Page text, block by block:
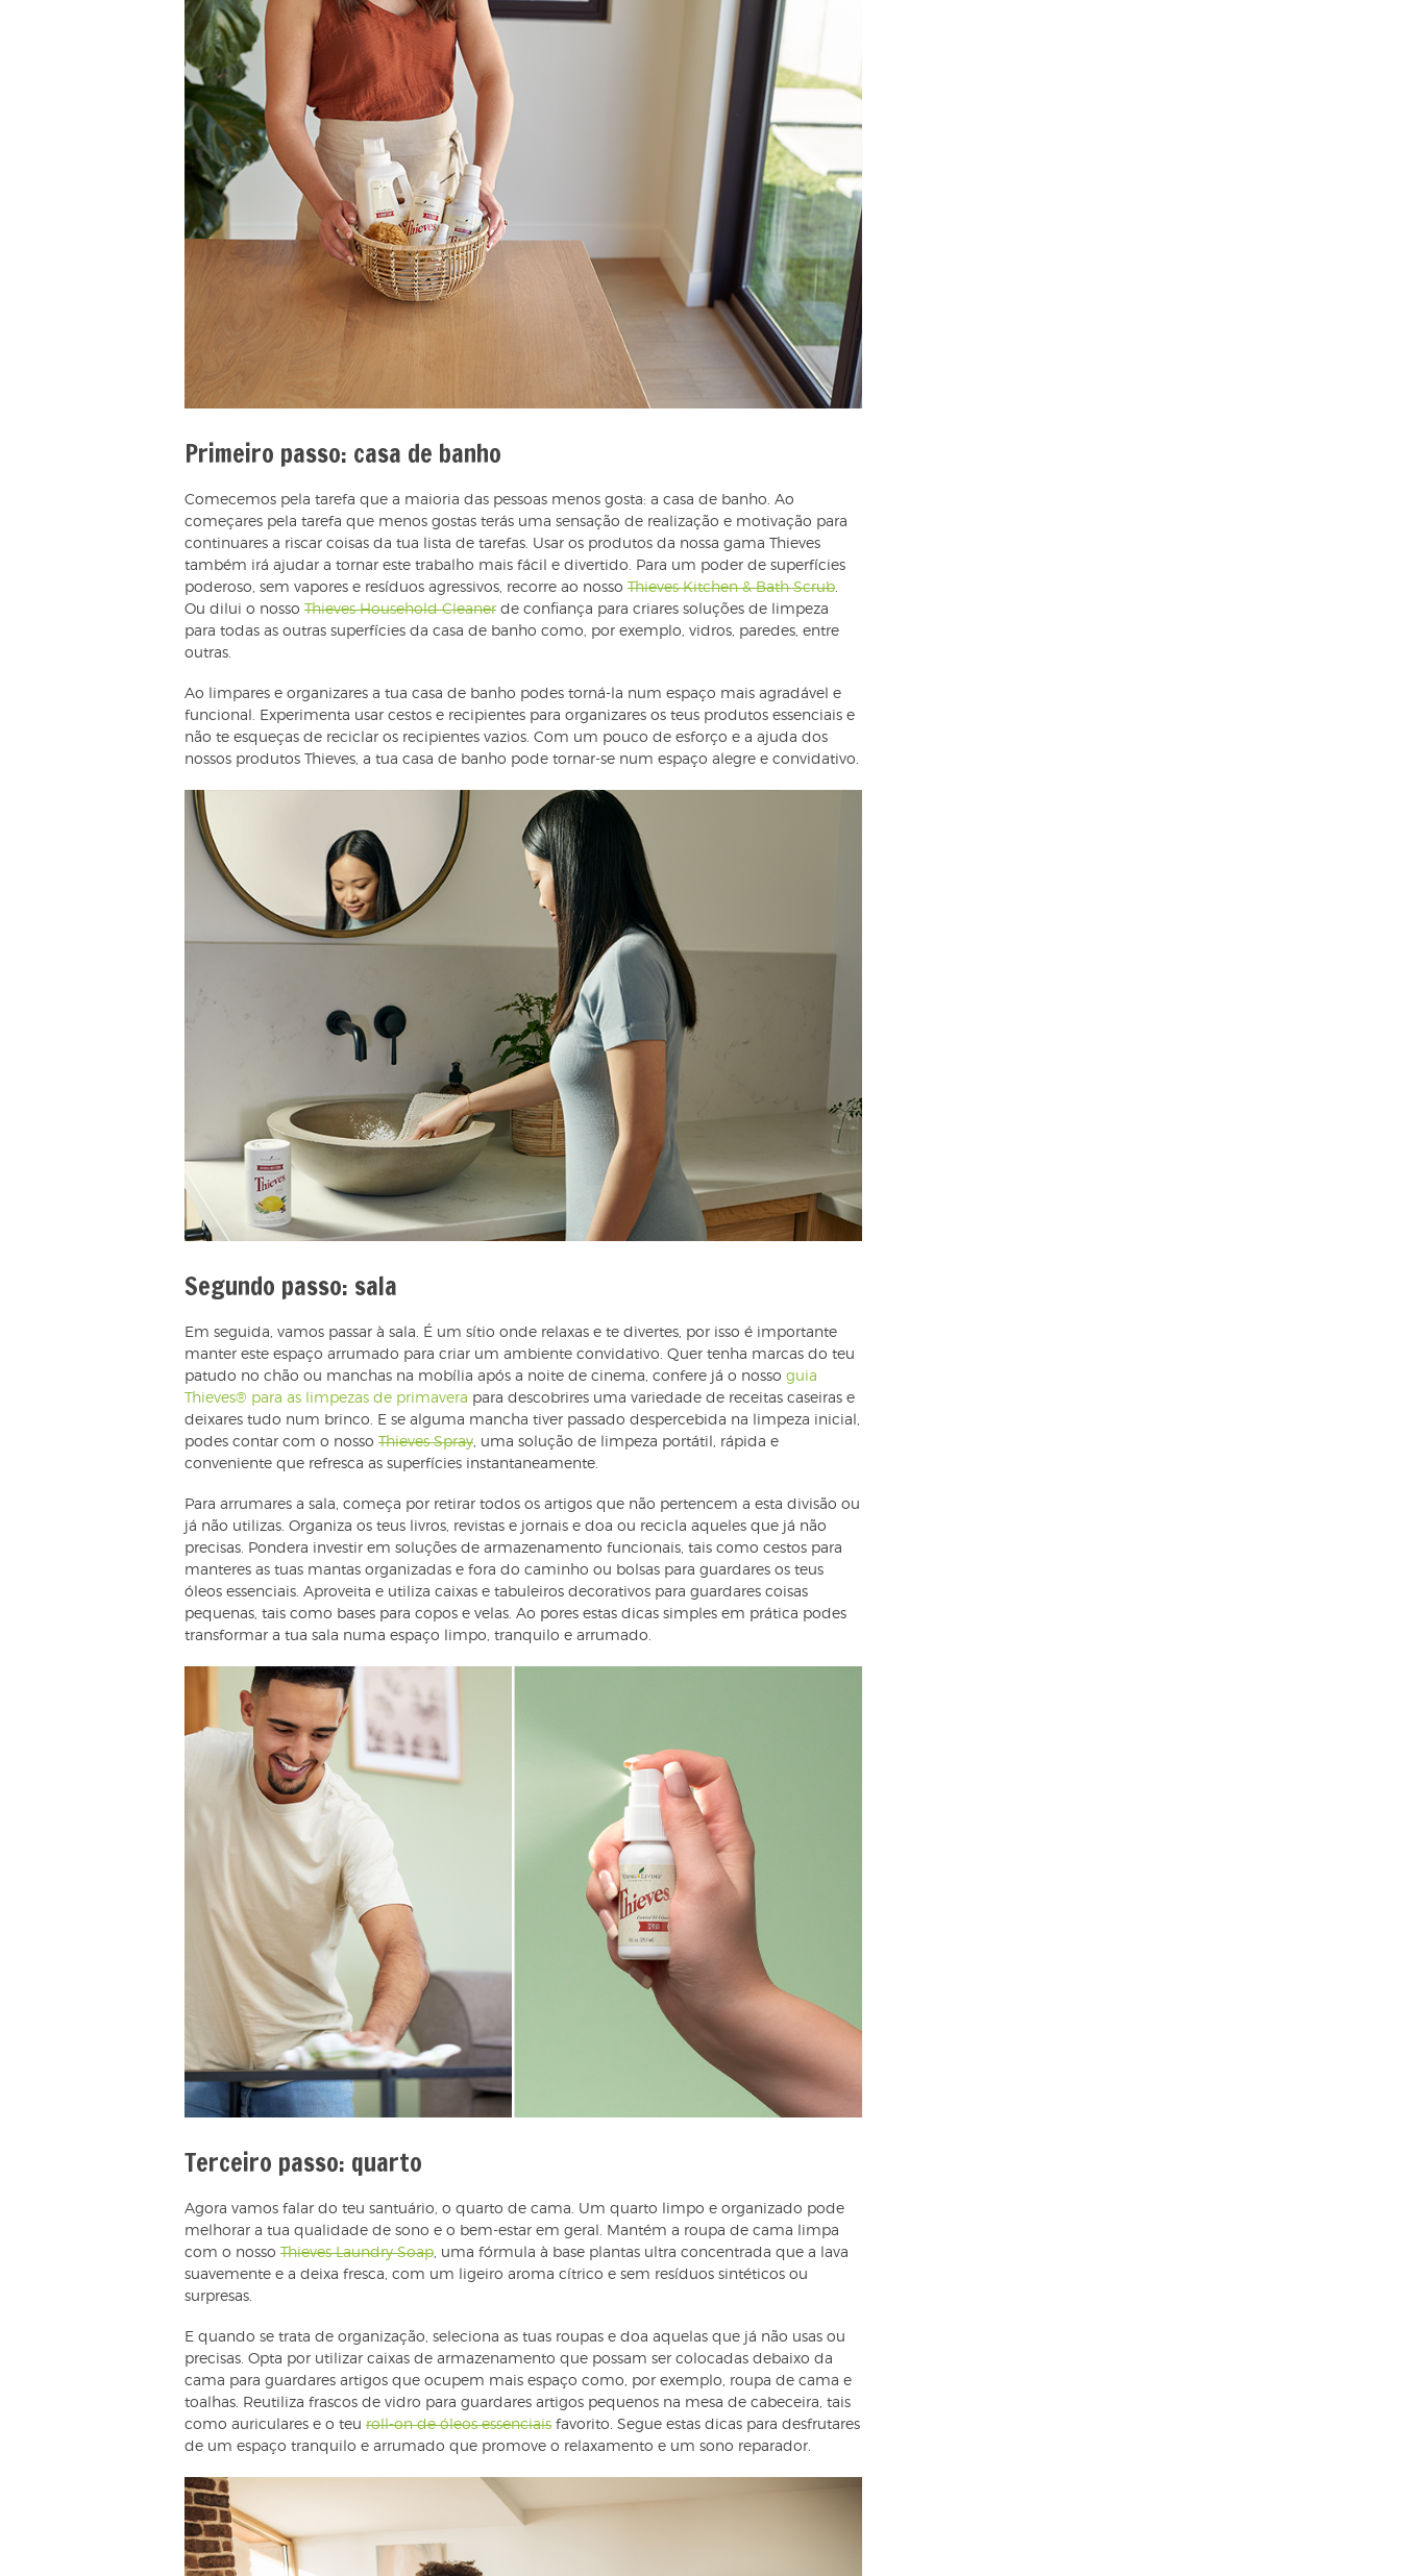
Primeiro passo: casa de banho
Comecemos pela tarefa que a maioria das pessoas menos gosta: a casa de banho. Ao
começares pela tarefa que menos gostas terás uma sensação de realização e motivação para
continuares a riscar coisas da tua lista de tarefas. Usar os produtos da nossa gama Thieves
também irá ajudar a tornar este trabalho mais fácil e divertido. Para um poder de superfícies
poderoso, sem vapores e resíduos agressivos, recorre ao nosso Thieves Kitchen & Bath Scrub
Ou dilui o nosso Thieves Household Cleaner de confiança para criares soluções de limpeza
para todas as outras superfícies da casa de banho como, por exemplo, vidros, paredes, entre
outras.
Ao limpares e organizares a tua casa de banho podes torná-la num espaço mais agradável e
funcional. Experimenta usar cestos e recipientes para organizares os teus produtos essenciais e
não te esqueças de reciclar os recipientes vazios. Com um pouco de esforço e a ajuda dos
nossos produtos Thieves, a tua casa de banho pode tornar-se num espaço alegre e convidativo.
Segundo passo: sala
Em seguida, vamos passar à sala. É um sítio onde relaxas e te divertes, por isso é importante
manter este espaço arrumado para criar um ambiente convidativo. Quer tenha marcas do teu
patudo no chão ou manchas na mobília após a noite de cinema, confere já o nosso guia
Thieves® para as limpezas de primavera para descobrires uma variedade de receitas caseiras e
deixares tudo num brinco. E se alguma mancha tiver passado despercebida na limpeza inicial,
podes contar com o nosso Thieves Spray , uma solução de limpeza portátil, rápida e
conveniente que refresca as superfícies instantaneamente.
Para arrumares a sala, começa por retirar todos os artigos que não pertencem a esta divisão ou
já não utilizas. Organiza os teus livros, revistas e jornais e doa ou recicla aqueles que já não
precisas. Pondera investir em soluções de armazenamento funcionais, tais como cestos para
manteres as tuas mantas organizadas e fora do caminho ou bolsas para guardares os teus
óleos essenciais. Aproveita e utiliza caixas e tabuleiros decorativos para guardares coisas
pequenas, tais como bases para copos e velas. Ao pores estas dicas simples em prática podes
transformar a tua sala numa espaço limpo, tranquilo e arrumado.
Terceiro passo: quarto
Agora vamos falar do teu santuário, o quarto de cama. Um quarto limpo e organizado pode
melhorar a tua qualidade de sono e o bem-estar em geral. Mantém a roupa de cama limpa
com o nosso Thieves Laundry Soap , uma fórmula à base plantas ultra concentrada que a lava
suavemente e a deixa fresca, com um ligeiro aroma cítrico e sem resíduos sintéticos ou
surpresas.
E quando se trata de organização, seleciona as tuas roupas e doa aquelas que já não usas ou
precisas. Opta por utilizar caixas de armazenamento que possam ser colocadas debaixo da
cama para guardares artigos que ocupem mais espaço como, por exemplo, roupa de cama e
toalhas. Reutiliza frascos de vidro para guardares artigos pequenos na mesa de cabeceira, tais
como auriculares e o teu roll-on de óleos essenciais favorito. Segue estas dicas para desfrutares
de um espaço tranquilo e arrumado que promove o relaxamento e um sono reparador.